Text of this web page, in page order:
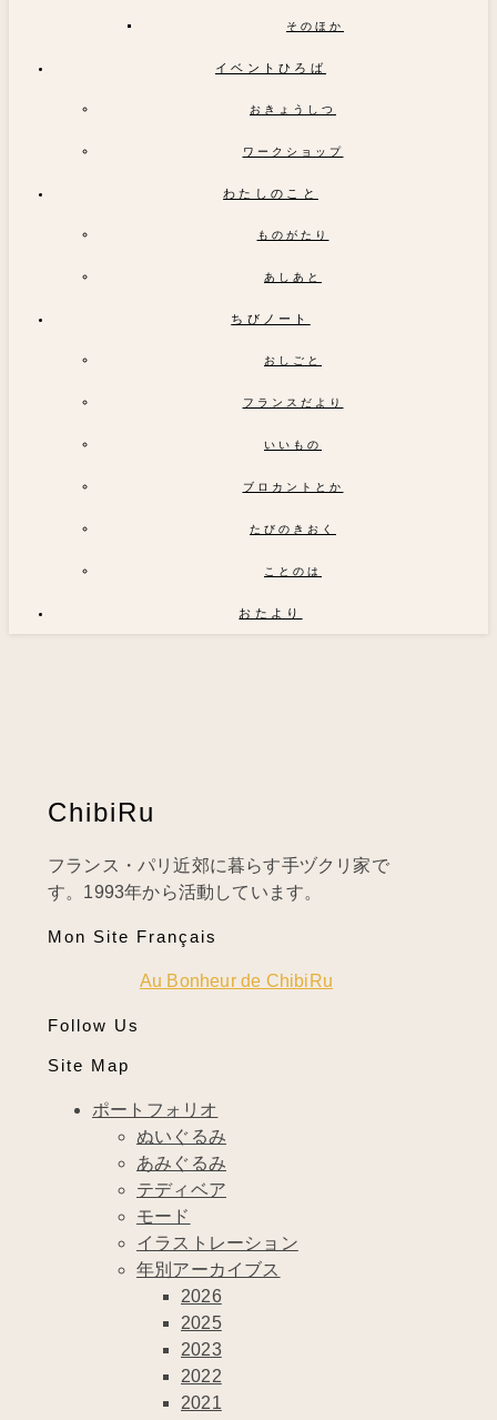
そのほか
イベントひろば
おきょうしつ
ワークショップ
わたしのこと
ものがたり
あしあと
ちびノート
おしごと
フランスだより
いいもの
ブロカントとか
たびのきおく
ことのは
おたより
ChibiRu
フランス・パリ近郊に暮らす手ヅクリ家で
す。1993年から活動しています。
Mon Site Français
Au Bonheur de ChibiRu
Follow Us
Site Map
ポートフォリオ
ぬいぐるみ
あみぐるみ
テディベア
モード
イラストレーション
年別アーカイブス
2026
2025
2023
2022
2021